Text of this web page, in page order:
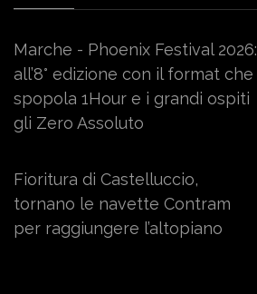
Marche - Phoenix Festival 2026:
all’8° edizione con il format che
spopola 1Hour e i grandi ospiti
gli Zero Assoluto
Fioritura di Castelluccio,
tornano le navette Contram
per raggiungere l’altopiano